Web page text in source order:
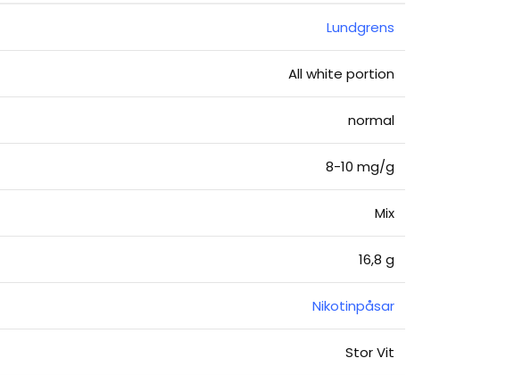
Lundgrens
All white portion
normal
8-10 mg/g
Mix
16,8 g
Nikotinpåsar
Stor Vit